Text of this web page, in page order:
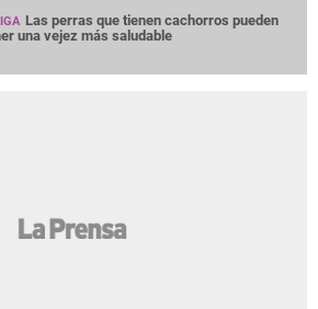
Las perras que tienen cachorros pueden
una vejez más saludable